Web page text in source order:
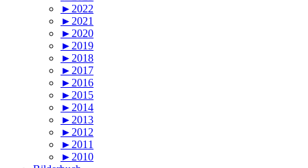
►2022
►2021
►2020
►2019
►2018
►2017
►2016
►2015
►2014
►2013
►2012
►2011
►2010